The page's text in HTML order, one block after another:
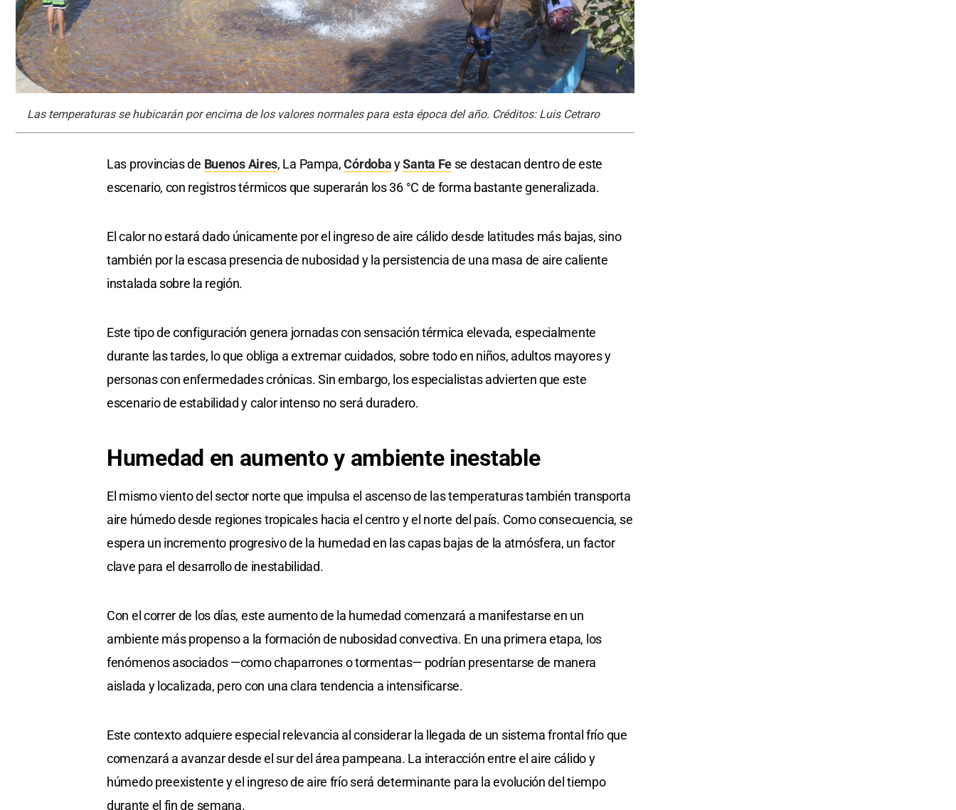
Las temperaturas se hubicarán por encima de los valores normales para esta época del año. Créditos: Luis Cetraro
Las provincias de Buenos Aires, La Pampa,CórdobaySanta Fe se destacan dentro de este
escenario, con registros térmicos que superarán los 36 °C de forma bastante generalizada.
El calor no estará dado únicamente por el ingreso de aire cálido desde latitudes más bajas, sino
también por la escasa presencia de nubosidad y la persistencia de una masa de aire caliente
instalada sobre la región.
Este tipo de configuración genera jornadas con sensación térmica elevada, especialmente
durante las tardes, lo que obliga a extremar cuidados, sobre todo en niños, adultos mayores y
personas con enfermedades crónicas. Sin embargo, los especialistas advierten que este
escenario de estabilidad y calor intenso no será duradero.
Humedad en aumento y ambiente inestable
El mismo viento del sector norte que impulsa el ascenso de las temperaturas también transporta
aire húmedo desde regiones tropicales hacia el centro y el norte del país. Como consecuencia, se
espera un incremento progresivo de la humedad en las capas bajas de la atmósfera, un factor
clave para el desarrollo de inestabilidad.
Con el correr de los días, este aumento de la humedad comenzará a manifestarse en un
ambiente más propenso a la formación de nubosidad convectiva. En una primera etapa, los
fenómenos asociados —como chaparrones o tormentas— podrían presentarse de manera
aislada y localizada, pero con una clara tendencia a intensificarse.
Este contexto adquiere especial relevancia al considerar la llegada de un sistema frontal frío que
comenzará a avanzar desde el sur del área pampeana. La interacción entre el aire cálido y
húmedo preexistente y el ingreso de aire frío será determinante para la evolución del tiempo
durante el fin de semana.